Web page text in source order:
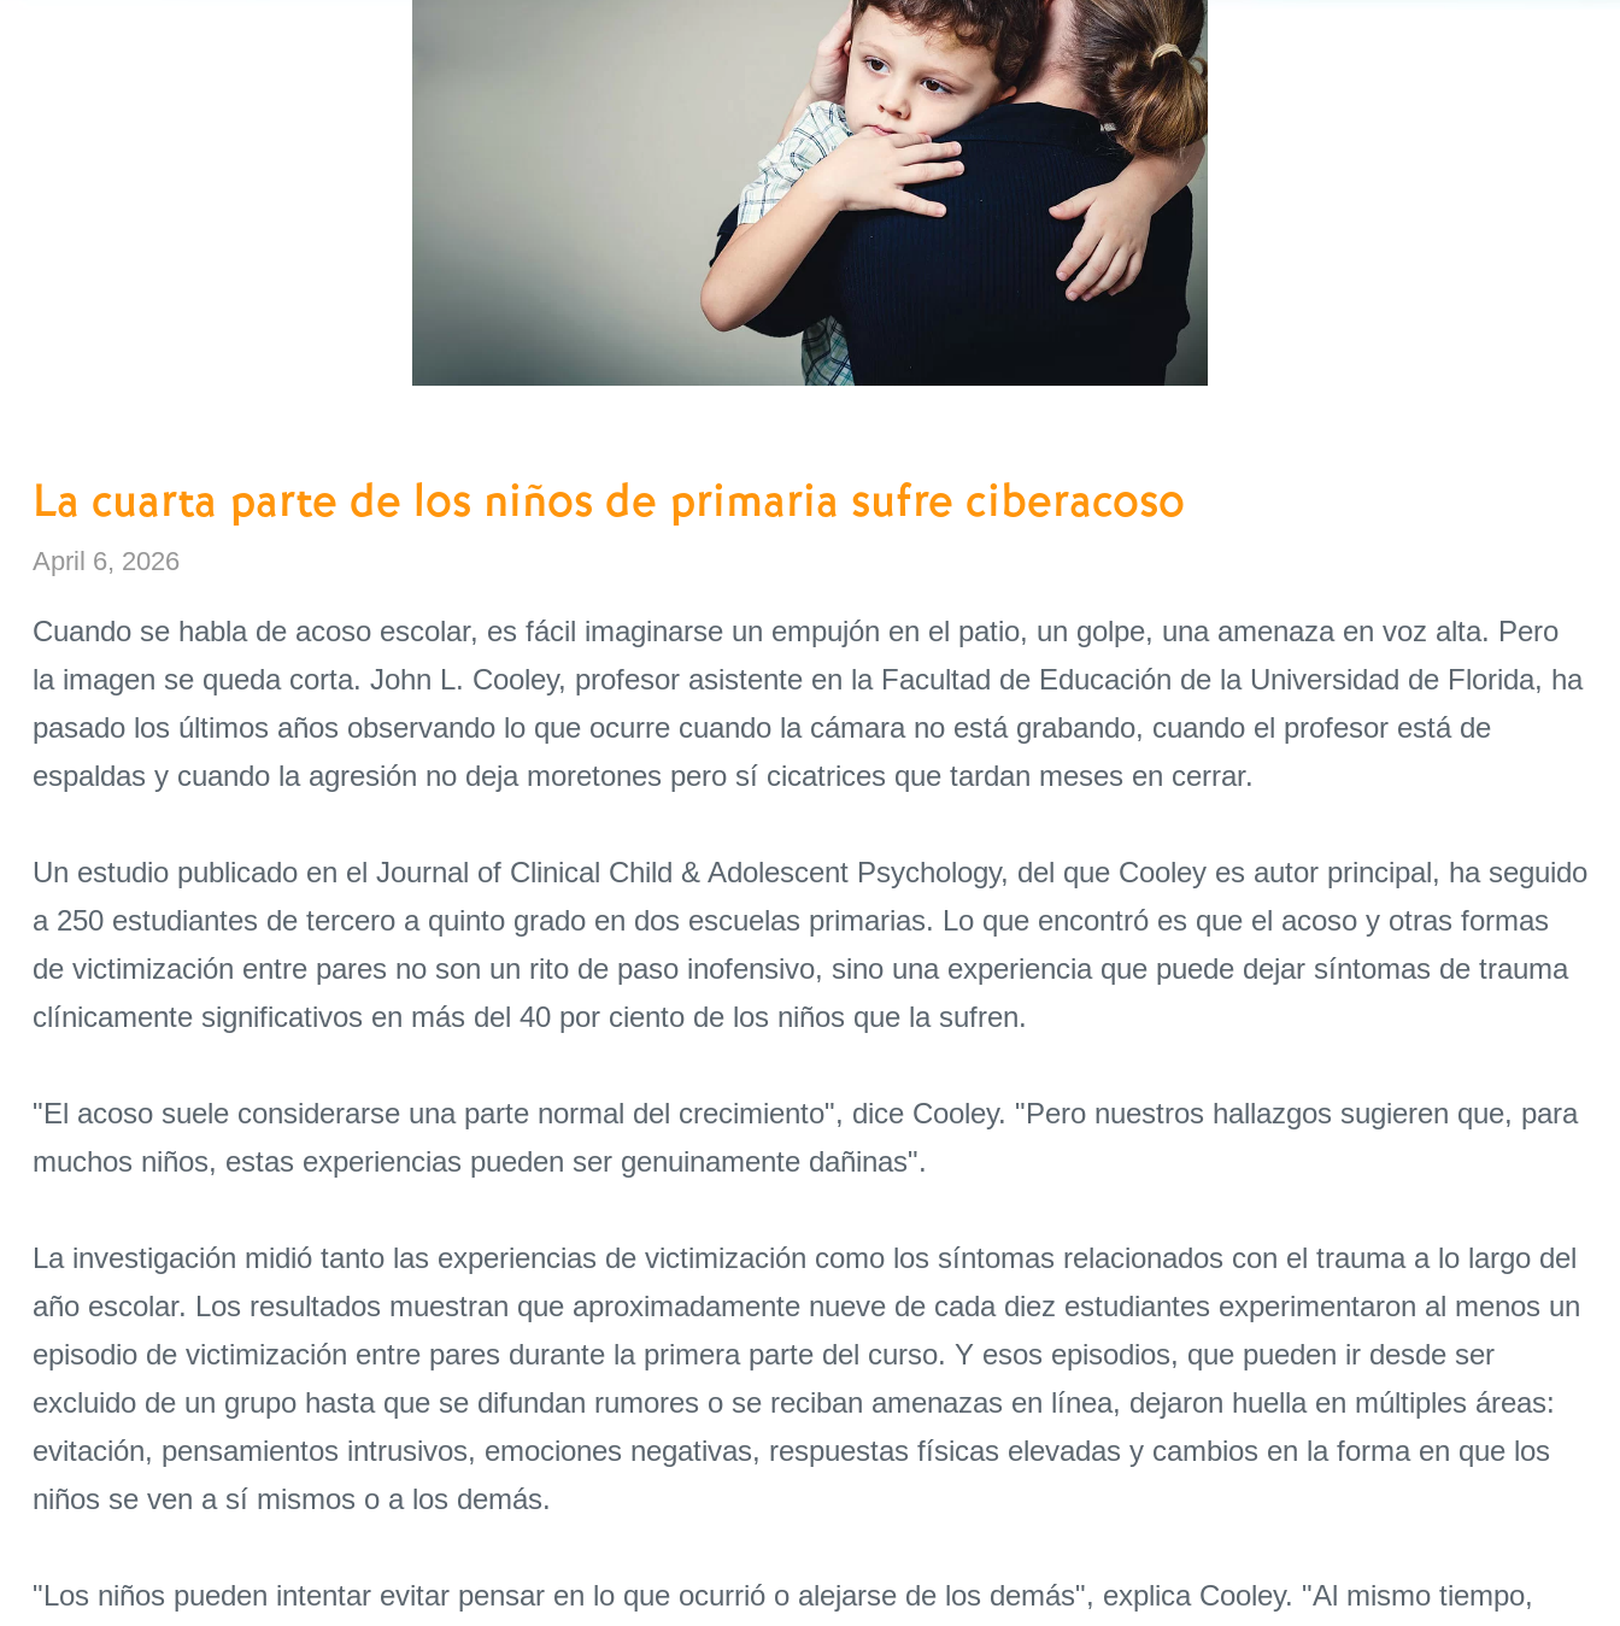
La cuarta parte de los niños de primaria sufre ciberacoso
April 6, 2026
Cuando se habla de acoso escolar, es fácil imaginarse un empujón en el patio, un golpe, una amenaza en voz alta. Pero
la imagen se queda corta. John L. Cooley, profesor asistente en la Facultad de Educación de la Universidad de Florida, ha
pasado los últimos años observando lo que ocurre cuando la cámara no está grabando, cuando el profesor está de
espaldas y cuando la agresión no deja moretones pero sí cicatrices que tardan meses en cerrar.
Un estudio publicado en el Journal of Clinical Child & Adolescent Psychology, del que Cooley es autor principal, ha seguido
a 250 estudiantes de tercero a quinto grado en dos escuelas primarias. Lo que encontró es que el acoso y otras formas
de victimización entre pares no son un rito de paso inofensivo, sino una experiencia que puede dejar síntomas de trauma
clínicamente significativos en más del 40 por ciento de los niños que la sufren.
"El acoso suele considerarse una parte normal del crecimiento", dice Cooley. "Pero nuestros hallazgos sugieren que, para
muchos niños, estas experiencias pueden ser genuinamente dañinas".
La investigación midió tanto las experiencias de victimización como los síntomas relacionados con el trauma a lo largo del
año escolar. Los resultados muestran que aproximadamente nueve de cada diez estudiantes experimentaron al menos un
episodio de victimización entre pares durante la primera parte del curso. Y esos episodios, que pueden ir desde ser
excluido de un grupo hasta que se difundan rumores o se reciban amenazas en línea, dejaron huella en múltiples áreas:
evitación, pensamientos intrusivos, emociones negativas, respuestas físicas elevadas y cambios en la forma en que los
niños se ven a sí mismos o a los demás.
"Los niños pueden intentar evitar pensar en lo que ocurrió o alejarse de los demás", explica Cooley. "Al mismo tiempo,